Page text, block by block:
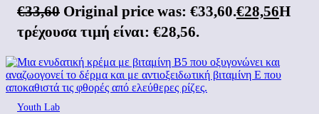
€33,60 Original price was: €33,60.€28,56Η
τρέχουσα τιμή είναι: €28,56.
Youth Lab